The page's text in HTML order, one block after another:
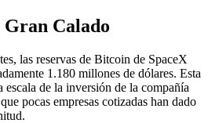
Calado
las reservas de Bitcoin de SpaceX
1.180 millones de dólares. Esta
de la inversión de la compañía
pocas empresas cotizadas han dado